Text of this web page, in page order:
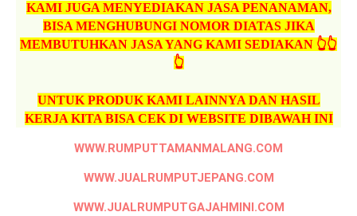
KAMI JUGA MENYEDIAKAN JASA PENANAMAN,
BISA MENGHUBUNGI NOMOR DIATAS JIKA
MEMBUTUHKAN JASA YANG KAMI SEDIAKAN 👆👆
👆
UNTUK PRODUK KAMI LAINNYA DAN HASIL
KERJA KITA BISA CEK DI WEBSITE DIBAWAH INI
WWW.RUMPUTTAMANMALANG.COM
WWW.JUALRUMPUTJEPANG.COM
WWW.JUALRUMPUTGAJAHMINI.COM